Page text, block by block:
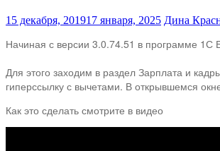
15 декабря, 201917 января, 2025 Дина
Начиная с версии 3.0.74.51 в программе 1С
Для этого заходим в раздел Зарплата и
гиперссылку с вычетами. В открывшемся
Как это сделать смотрите в видео